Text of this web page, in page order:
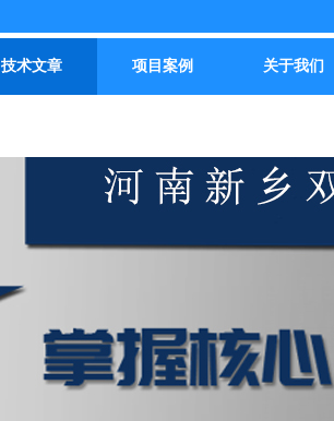
技术文章 项目案例 关于我们